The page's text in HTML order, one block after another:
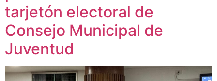
tarjetón electoral de
Consejo Municipal de
Juventud